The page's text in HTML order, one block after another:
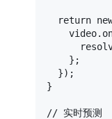
return
    video.
    };
  });
}
// 实时预测